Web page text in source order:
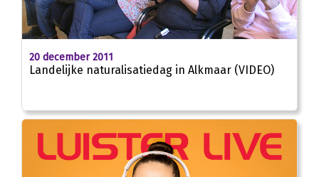
20 december 2011
Landelijke naturalisatiedag in Alkmaar (VIDEO)